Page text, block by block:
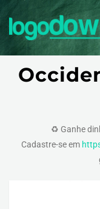
♻️ Ganhe
Cadastre-se em